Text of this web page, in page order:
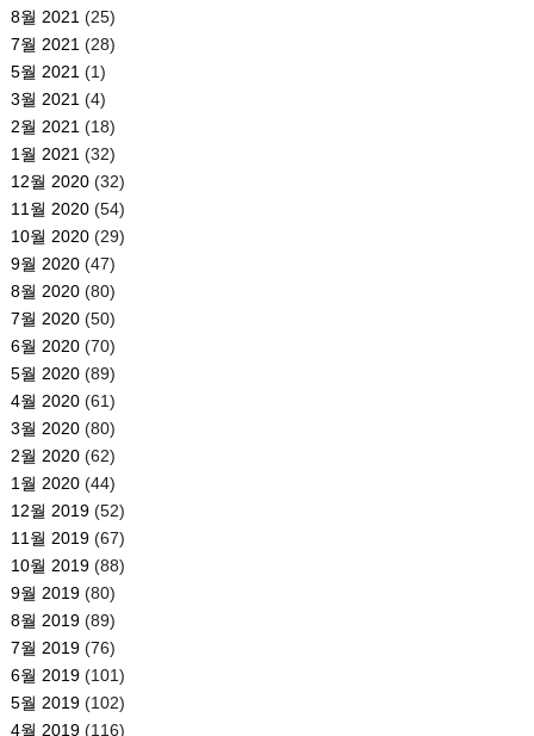
8월 2021 (25)
7월 2021 (28)
5월 2021 (1)
3월 2021 (4)
2월 2021 (18)
1월 2021 (32)
12월 2020(32)
11월 2020(54)
10월 2020(29)
9월 2020(47)
8월 2020(80)
7월 2020(50)
6월 2020(70)
5월 2020(89)
4월 2020(61)
3월 2020(80)
2월 2020(62)
1월 2020(44)
12월 2019(52)
11월 2019(67)
10월 2019(88)
9월 2019(80)
8월 2019(89)
7월 2019(76)
6월 2019(101)
5월 2019(102)
4월 2019(116)